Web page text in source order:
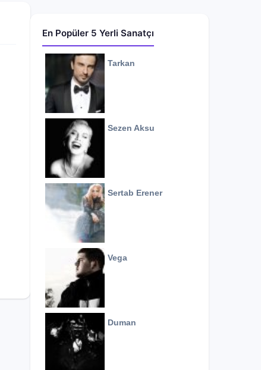
En Popüler 5 Yerli Sanatçı
Tarkan
Sezen Aksu
Sertab Erener
Vega
Duman